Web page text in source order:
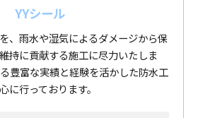
YYシール
、雨水や湿気によるダメージから保
持に貢献する施工に尽力いたしま
豊富な実績と経験を活かした防水工
に行っております。